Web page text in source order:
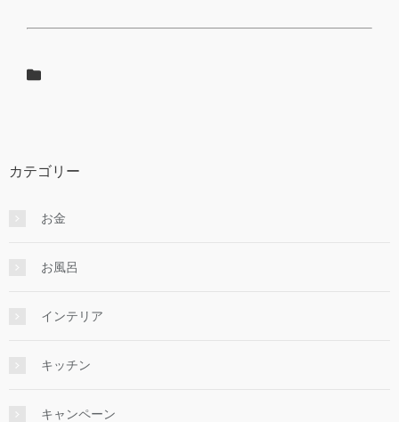
カテゴリー
お金
お風呂
インテリア
キッチン
キャンペーン